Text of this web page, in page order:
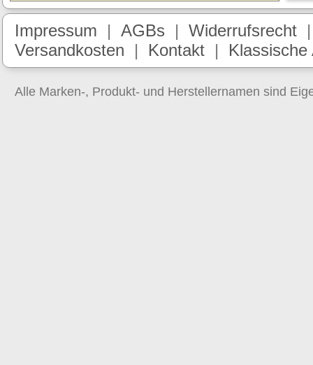
Impressum | AGBs | Widerrufsrecht
Versandkosten
| Kontakt |
Alle Marken-, Produkt- und Herstellernamen sind